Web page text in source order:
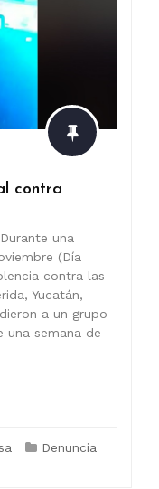
contra
una
(Día
contra las
Yucatán,
a un grupo
una semana de
Denuncia